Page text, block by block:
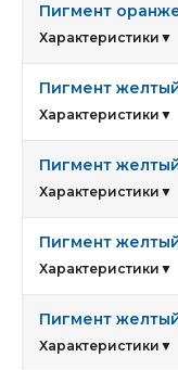
Пигмент
Характеристики ▼
Пигмент
Характеристики ▼
Пигмент
Характеристики ▼
Пигмент
Характеристики ▼
Пигмент
Характеристики ▼